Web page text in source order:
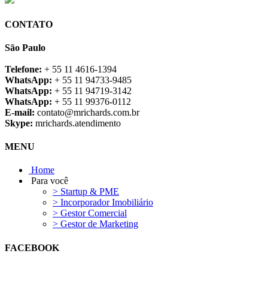
CONTATO
São Paulo
Telefone: + 55 11 4616-1394
WhatsApp: + 55 11 94733-9485
WhatsApp: + 55 11 94719-3142
WhatsApp: + 55 11 99376-0112
E-mail: contato@mrichards.com.br
Skype: mrichards.atendimento
MENU
Home
Para você
> Startup & PME
> Incorporador Imobiliário
> Gestor Comercial
> Gestor de Marketing
FACEBOOK